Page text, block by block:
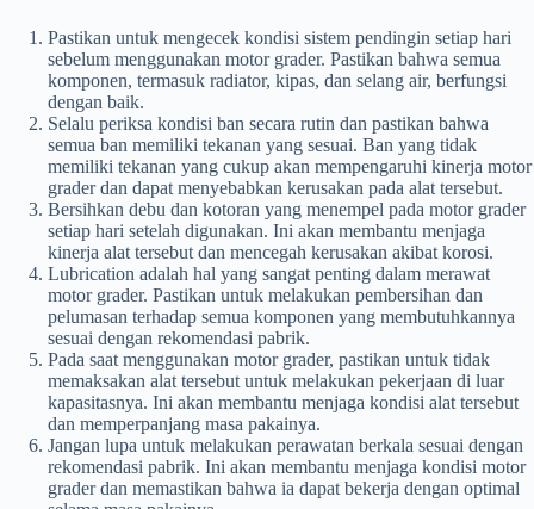
Pastikan untuk mengecek kondisi sistem pendingin setiap hari
sebelum menggunakan motor grader. Pastikan bahwa semua
komponen, termasuk radiator, kipas, dan selang air, berfungsi
dengan baik.
Selalu periksa kondisi ban secara rutin dan pastikan bahwa
semua ban memiliki tekanan yang sesuai. Ban yang tidak
memiliki tekanan yang cukup akan mempengaruhi kinerja motor
grader dan dapat menyebabkan kerusakan pada alat tersebut.
Bersihkan debu dan kotoran yang menempel pada motor grader
setiap hari setelah digunakan. Ini akan membantu menjaga
kinerja alat tersebut dan mencegah kerusakan akibat korosi.
Lubrication adalah hal yang sangat penting dalam merawat
motor grader. Pastikan untuk melakukan pembersihan dan
pelumasan terhadap semua komponen yang membutuhkannya
sesuai dengan rekomendasi pabrik.
Pada saat menggunakan motor grader, pastikan untuk tidak
memaksakan alat tersebut untuk melakukan pekerjaan di luar
kapasitasnya. Ini akan membantu menjaga kondisi alat tersebut
dan memperpanjang masa pakainya.
Jangan lupa untuk melakukan perawatan berkala sesuai dengan
rekomendasi pabrik. Ini akan membantu menjaga kondisi motor
grader dan memastikan bahwa ia dapat bekerja dengan optimal